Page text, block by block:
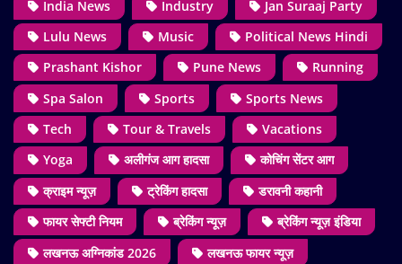
India News
Industry
Jan Suraaj Party
Lulu News
Music
Political News Hindi
Prashant Kishor
Pune News
Running
Spa Salon
Sports
Sports News
Tech
Tour & Travels
Vacations
Yoga
अलीगंज आग हादसा
कोचिंग सेंटर आग
क्राइम न्यूज़
ट्रेकिंग हादसा
डरावनी कहानी
फायर सेफ्टी नियम
ब्रेकिंग न्यूज़
ब्रेकिंग न्यूज़ इंडिया
लखनऊ अग्निकांड 2026
लखनऊ फायर न्यूज़